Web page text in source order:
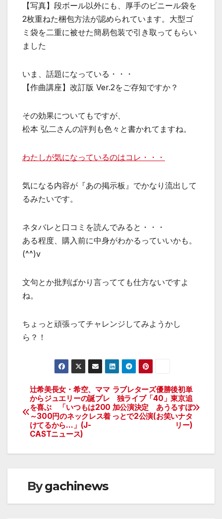
【写真】段ボール以外にも、厚手のビニール袋を
2枚重ねた梱包方法が認められています。大型ゴ
ミ袋を二重に被せた簡易包装で引き取ってもらい
ました
いま、話題になっている・・・
【作曲講座】改訂版 Ver.2をご存知ですか？
その効果についてもですが、
松本 弘二さんの評判も色々と書かれてますね。
わたしが気になっているのはコレ・・・
気になる内容が『あの掲示板』でかなり流出して
るみたいです。
ネタバレと口コミを読んでみると・・・
ある程度、購入前に中身がわかるっていいかも。
(^^)v
文句とか批判ばかり言ってても仕方ないですよ
ね。
ちょっと頑張ってチャレンジしてみようかし
ら？！
投
稿
ナ
ビ
ー
ラブレターズ優勝後初単
独ライブ「40」東京追
加公演決定 あうるすぽ
っとで2公演(お笑いナタ
リー)
辻希美長女・希空、ママ
からジュエリーの誕プレ
を喜ぶ 「いつもは200
～300円のネックレス着
けてるから…」(J-
CASTニュース)
Bygachinews